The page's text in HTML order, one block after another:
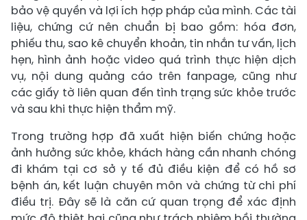
bảo vệ quyền và lợi ích hợp pháp của mình. Các tài
liệu, chứng cứ nên chuẩn bị bao gồm: hóa đơn,
phiếu thu, sao kê chuyển khoản, tin nhắn tư vấn, lịch
hẹn, hình ảnh hoặc video quá trình thực hiện dịch
vụ, nội dung quảng cáo trên fanpage, cũng như
các giấy tờ liên quan đến tình trạng sức khỏe trước
và sau khi thực hiện thẩm mỹ.
Trong trường hợp đã xuất hiện biến chứng hoặc
ảnh hưởng sức khỏe, khách hàng cần nhanh chóng
đi khám tại cơ sở y tế đủ điều kiện để có hồ sơ
bệnh án, kết luận chuyên môn và chứng từ chi phí
điều trị. Đây sẽ là căn cứ quan trọng để xác định